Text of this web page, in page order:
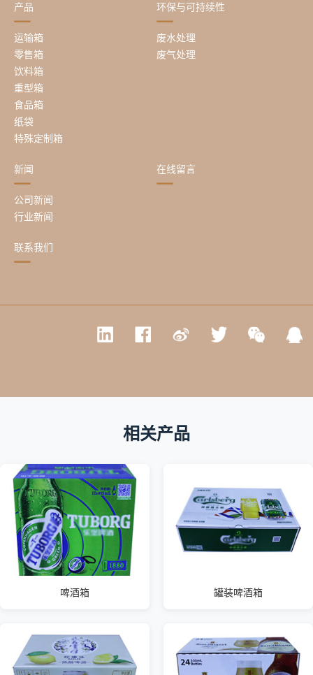
产品
运输箱
零售箱
饮料箱
重型箱
食品箱
纸袋
特殊定制箱
环保与可持续性
废水处理
废气处理
新闻
公司新闻
行业新闻
在线留言
联系我们
相关产品
啤酒箱 罐装啤酒箱